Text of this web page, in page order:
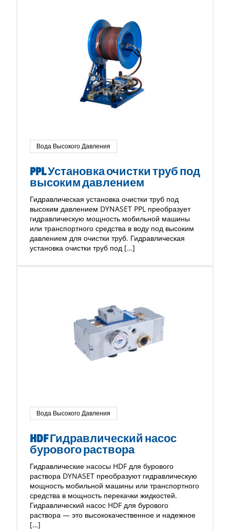
Вода Высокого Давления
PPL Установка очистки труб под
высоким давлением
Гидравлическая установка очистки труб под
высоким давлением DYNASET PPL преобразует
гидравлическую мощность мобильной машины
или транспортного средства в воду под высоким
давлением для очистки труб. Гидравлическая
установка очистки труб под […]
Вода Высокого Давления
HDF Гидравлический насос
бурового раствора
Гидравлические насосы HDF для бурового
раствора DYNASET преобразуют гидравлическую
мощность мобильной машины или транспортного
средства в мощность перекачки жидкостей.
Гидравлический насос HDF для бурового
раствора — это высококачественное и надежное
[…]